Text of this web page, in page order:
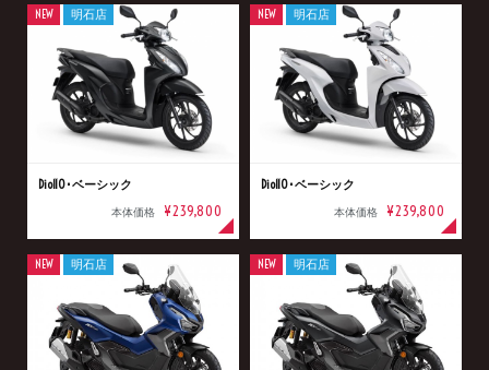
Dio110･ベーシック
本体価格 ¥239,800
NEW 明石店
Dio110･ベーシック
本体価格 ¥239,800
NEW 明石店
NEW 明石店 NEW 明石店